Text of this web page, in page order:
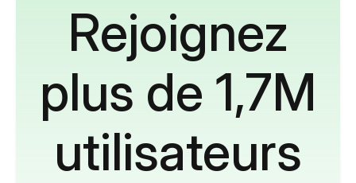
Rejoignez
plus de 1,7M
utilisateurs